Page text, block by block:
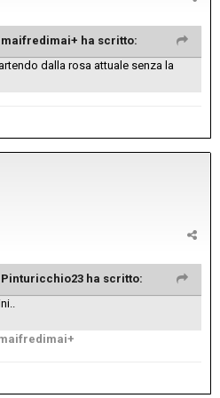
maifredimai+ ha scritto:
dalla rosa attuale senza la
Pinturicchio23 ha scritto: